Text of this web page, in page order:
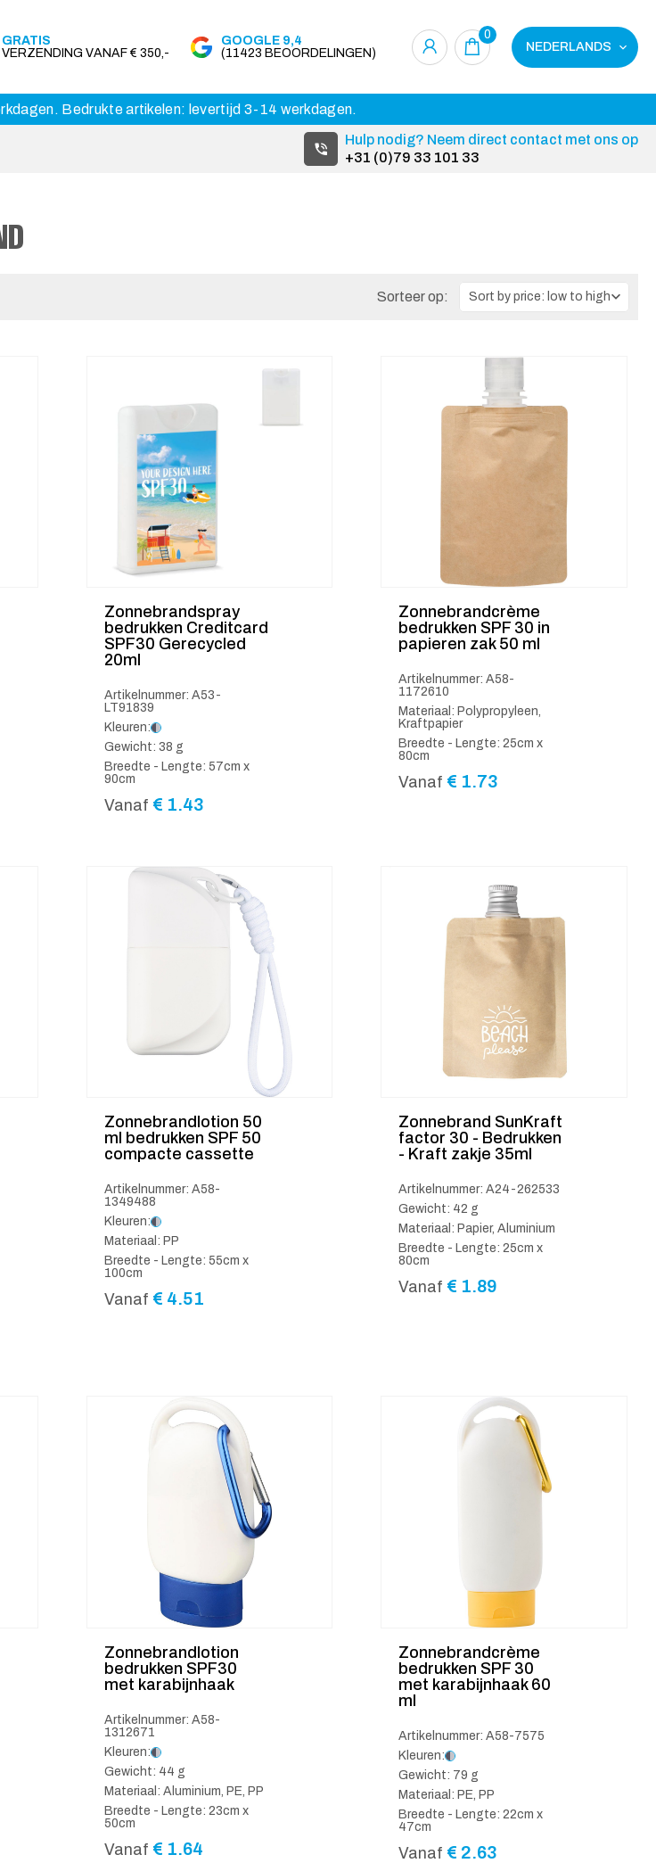
GRATIS
VERZENDING VANAF € 350,-
GOOGLE 9,4
(11423 BEOORDELINGEN)
0
NEDERLANDS
Bedrukte artikelen: levertijd 3-14 werkdagen.
Hulp nodig? Neem direct contact met ons op
+31 (0)79 33 101 33
Sorteer op:
Zonnebrandspray
bedrukken Creditcard
SPF30 Gerecycled
20ml
Artikelnummer: A53-
LT91839
Kleuren:
Gewicht: 38 g
Breedte - Lengte: 57cm x
90cm
Vanaf € 1.43
Zonnebrandcrème
bedrukken SPF 30 in
papieren zak 50 ml
Artikelnummer: A58-
1172610
Materiaal: Polypropyleen,
Kraftpapier
Breedte - Lengte: 25cm x
80cm
Vanaf € 1.73
Zonnebrandlotion 50
ml bedrukken SPF 50
compacte cassette
Artikelnummer: A58-
1349488
Kleuren:
Materiaal: PP
Breedte - Lengte: 55cm x
100cm
Vanaf € 4.51
Zonnebrand SunKraft
factor 30 - Bedrukken
- Kraft zakje 35ml
Artikelnummer: A24-262533
Gewicht: 42 g
Materiaal: Papier, Aluminium
Breedte - Lengte: 25cm x
80cm
Vanaf € 1.89
Zonnebrandlotion
bedrukken SPF30
met karabijnhaak
Artikelnummer: A58-
1312671
Kleuren:
Gewicht: 44 g
Materiaal: Aluminium, PE, PP
Breedte - Lengte: 23cm x
50cm
Vanaf € 1.64
Zonnebrandcrème
bedrukken SPF 30
met karabijnhaak 60
ml
Artikelnummer: A58-7575
Kleuren:
Gewicht: 79 g
Materiaal: PE, PP
Breedte - Lengte: 22cm x
47cm
Vanaf € 2.63